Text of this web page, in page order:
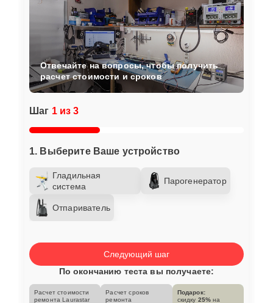
Шаг 1 из 3
1. Выберите Ваше устройство
Гладильная
система
Парогенератор
Отпариватель
Отвечайте на вопросы, чтобы получить
расчет стоимости и сроков
Следующий шаг
По окончанию теста вы получаете:
Расчет стоимости
ремонта Laurastar
Расчет сроков
ремонта
Подарок:
скидку 25% на